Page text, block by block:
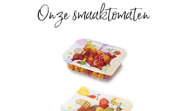
Onze smaaktomaten